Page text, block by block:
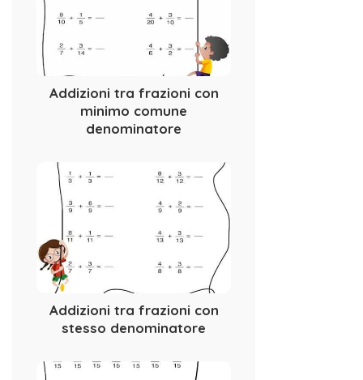
Addizioni tra frazioni con
minimo comune
denominatore
Addizioni tra frazioni con
stesso denominatore